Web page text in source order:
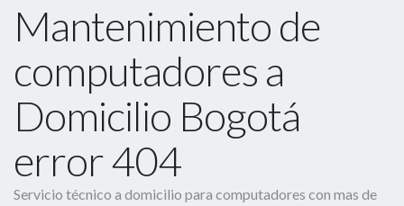
Mantenimiento de
computadores a
Domicilio Bogotá
error 404
Servicio técnico a domicilio para computadores con mas de